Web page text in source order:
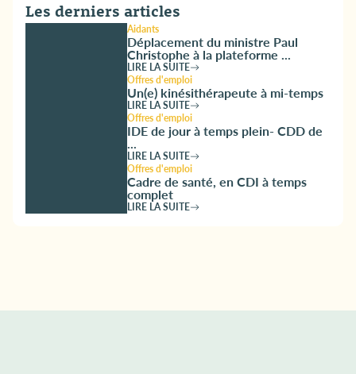
Les derniers articles
Aidants
Déplacement du ministre Paul
Christophe à la plateforme ...
LIRE LA SUITE
Offres d'emploi
Un(e) kinésithérapeute à mi-temps
LIRE LA SUITE
Offres d'emploi
IDE de jour à temps plein- CDD de
...
LIRE LA SUITE
Offres d'emploi
Cadre de santé, en CDI à temps
complet
LIRE LA SUITE